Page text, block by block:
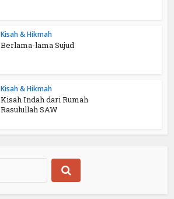
Kisah & Hikmah
Berlama-lama Sujud
Kisah & Hikmah
Kisah Indah dari Rumah
Rasulullah SAW